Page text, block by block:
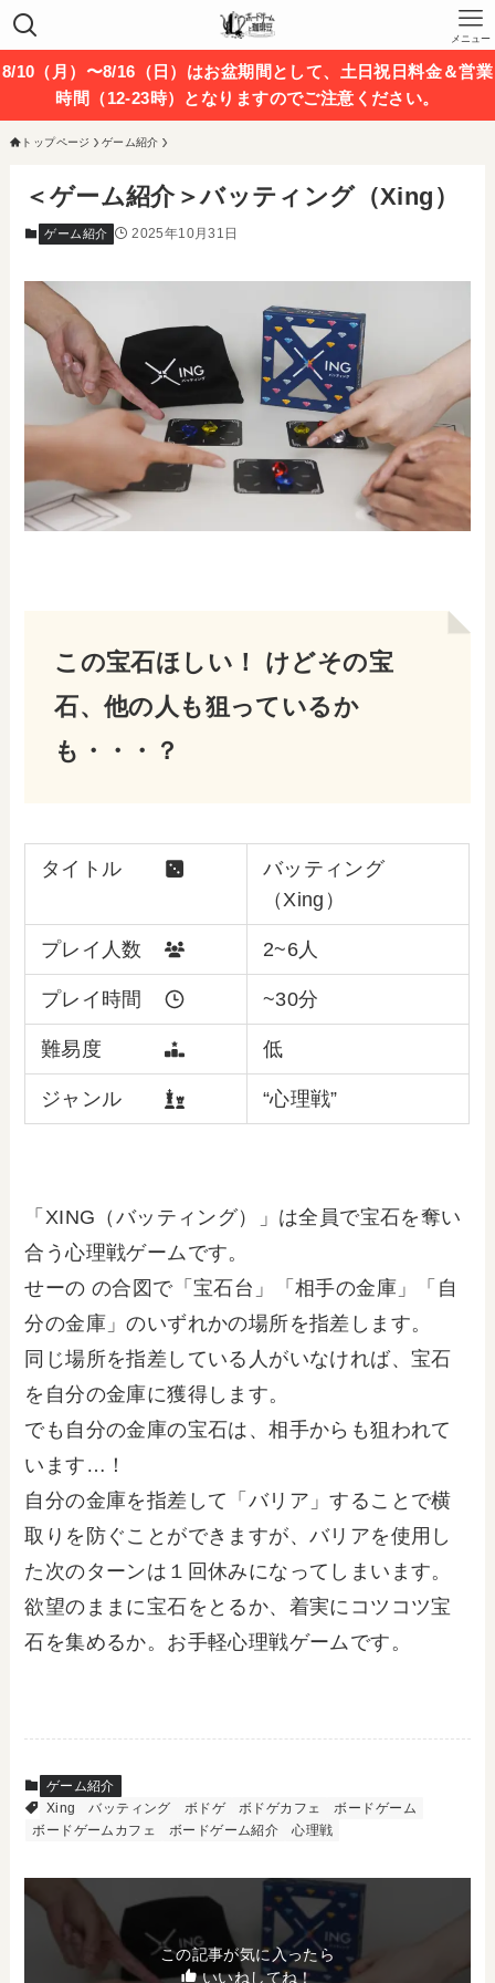
メニュー
8/10（月）〜8/16（日）はお盆期間として、土日祝日料金＆営業
時間（12-23時）となりますのでご注意ください。
トップページ ゲーム紹介
＜ゲーム紹介＞バッティング（Xing）
ゲーム紹介 2025年10月31日
この宝石ほしい！ けどその宝
石、他の人も狙っているか
も・・・？
タイトル
バッティング
（Xing）
プレイ人数 2~6人
プレイ時間 ~30分
難易度 低
ジャンル “心理戦”
「XING（バッティング）」は全員で宝石を奪い
合う心理戦ゲームです。
せーの の合図で「宝石台」「相手の金庫」「自
分の金庫」のいずれかの場所を指差します。
同じ場所を指差している人がいなければ、宝石
を自分の金庫に獲得します。
でも自分の金庫の宝石は、相手からも狙われて
います…！
自分の金庫を指差して「バリア」することで横
取りを防ぐことができますが、バリアを使用し
た次のターンは１回休みになってしまいます。
欲望のままに宝石をとるか、着実にコツコツ宝
石を集めるか。お手軽心理戦ゲームです。
ゲーム紹介
Xing
バッティング ボドゲ ボドゲカフェ
ボードゲーム
ボードゲームカフェ
ボードゲーム紹介 心理戦
この記事が気に入ったら
いいねしてね！